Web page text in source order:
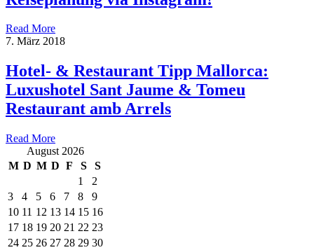
Read More
7. März 2018
Hotel- & Restaurant Tipp Mallorca:
Luxushotel Sant Jaume & Tomeu
Restaurant amb Arrels
Read More
August 2026
M D M D F S
S
1
2
3
4 5 6 7 8
9
10 11 12 13 14 15 16
17 18 19 20 21 22 23
24 25 26 27 28 29 30